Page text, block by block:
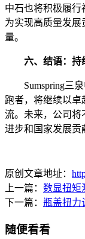
中石也将积极履行
为实现高质量发展
量。
六、结语：持
Sumspring三泉
跑者，将继续以卓
流。未来，公司将
进步和国家发展贡
原创文章地址：
上一篇： 数显扭矩
下一篇： 瓶盖扭力
随便看看